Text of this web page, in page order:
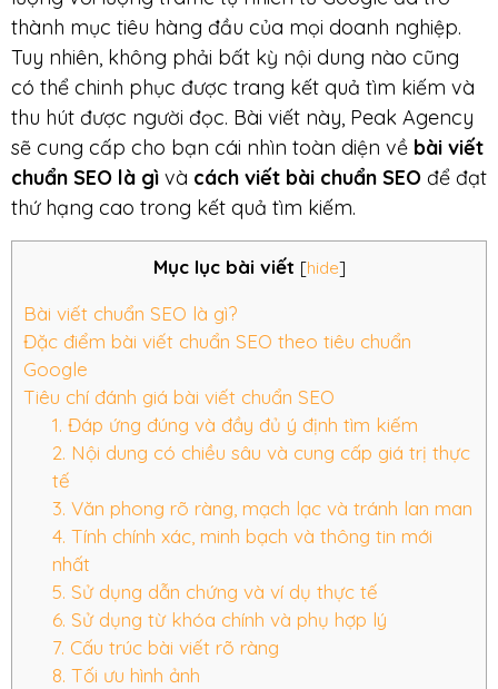
thành mục tiêu hàng đầu của mọi doanh nghiệp.
Tuy nhiên, không phải bất kỳ nội dung nào cũng
có thể chinh phục được trang kết quả tìm kiếm và
thu hút được người đọc. Bài viết này, Peak Agency
sẽ cung cấp cho bạn cái nhìn toàn diện về bài viết
chuẩn SEO là gì và cách viết bài chuẩn SEO để đạt
thứ hạng cao trong kết quả tìm kiếm.
Mục lục bài viết [hide]
Bài viết chuẩn SEO là gì?
Đặc điểm bài viết chuẩn SEO theo tiêu chuẩn
Google
Tiêu chí đánh giá bài viết chuẩn SEO
1. Đáp ứng đúng và đầy đủ ý định tìm kiếm
2. Nội dung có chiều sâu và cung cấp giá trị thực
tế
3. Văn phong rõ ràng, mạch lạc và tránh lan man
4. Tính chính xác, minh bạch và thông tin mới
nhất
5. Sử dụng dẫn chứng và ví dụ thực tế
6. Sử dụng từ khóa chính và phụ hợp lý
7. Cấu trúc bài viết rõ ràng
8. Tối ưu hình ảnh